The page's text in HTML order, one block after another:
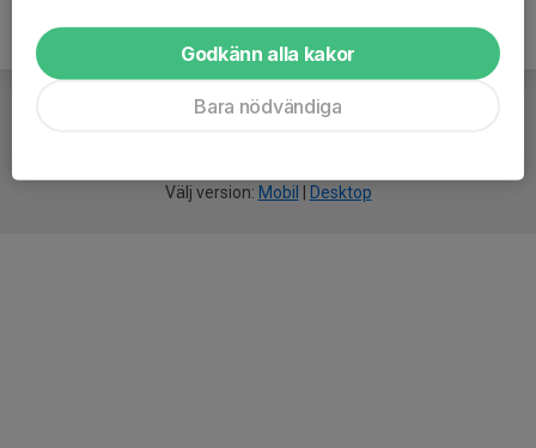
Välj version: Mobil Desktop
Godkänn alla kakor
Bara nödvändiga